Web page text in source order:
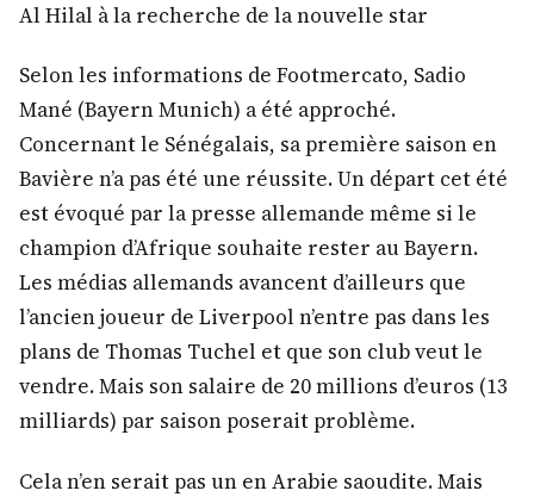
Al Hilal à la recherche de la nouvelle star
Selon les informations de Footmercato, Sadio
Mané (Bayern Munich) a été approché.
Concernant le Sénégalais, sa première saison en
Bavière n’a pas été une réussite. Un départ cet été
est évoqué par la presse allemande même si le
champion d’Afrique souhaite rester au Bayern.
Les médias allemands avancent d’ailleurs que
l’ancien joueur de Liverpool n’entre pas dans les
plans de Thomas Tuchel et que son club veut le
vendre. Mais son salaire de 20 millions d’euros (13
milliards) par saison poserait problème.
Cela n’en serait pas un en Arabie saoudite. Mais